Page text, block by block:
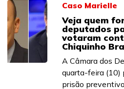
Caso Marielle
Veja quem
deputados
votaram
Chiquinho
A Câmara dos
quarta-feira (10)
prisão